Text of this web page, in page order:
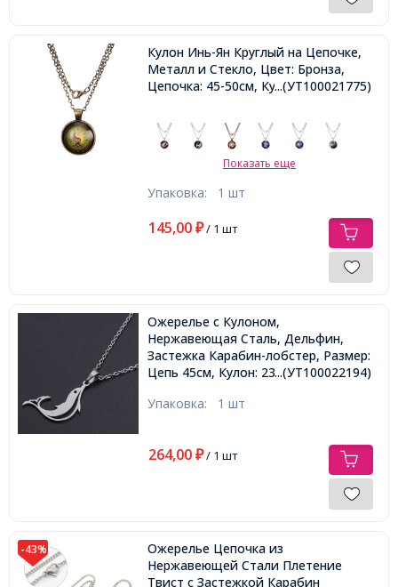
Кулон Инь-Ян Круглый на Цепочке,
Металл и Стекло, Цвет: Бронза,
Цепочка: 45-50см, Кулон: 27мм,
...(УТ100021775)
Показать еще
Упаковка: 1 шт
145,00 ₽/ 1 шт
Ожерелье с Кулоном,
Нержавеющая Сталь, Дельфин,
Застежка Карабин-лобстер, Размер:
Цепь 45см, Кулон: 23x23.5x1мм,
...(УТ100022194)
Упаковка: 1 шт
264,00 ₽/ 1 шт
-43%
Ожерелье Цепочка из
Нержавеющей Стали Плетение
Твист с Застежкой Карабин